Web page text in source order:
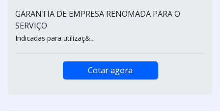
GARANTIA DE EMPRESA RENOMADA PARA O
SERVIÇO
Indicadas para utilizaç&...
Cotar agora